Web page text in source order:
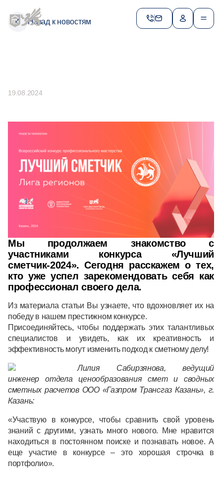
Контакты доверия по противодействию
+ 7 (843) 272-04-94 (доб. 273)
Найти сотрудника
Назад к новостям
19.08.2024
Мы продолжаем знакомство с
участниками конкурса «Лучший
сметчик-2024». Сегодня расскажем о тех,
кто уже успел зарекомендовать себя как
профессионал своего дела.
Из материала статьи Вы узнаете, что вдохновляет их на
победу в нашем престижном конкурсе.
Присоединяйтесь, чтобы поддержать этих талантливых
специалистов и увидеть, как их креативность и
эффективность могут изменить подход к сметному делу!
Лилия Сабирзянова, ведущий
инженер отдела ценообразования смет и сводных
сметных расчетов ООО «Газпром Трансгаз Казань», г.
Казань:
«Участвую в конкурсе, чтобы сравнить свой уровень
знаний с другими, узнать много нового. Мне нравится
находиться в постоянном поиске и познавать новое. А
еще участие в конкурсе – это хорошая строчка в
портфолио».